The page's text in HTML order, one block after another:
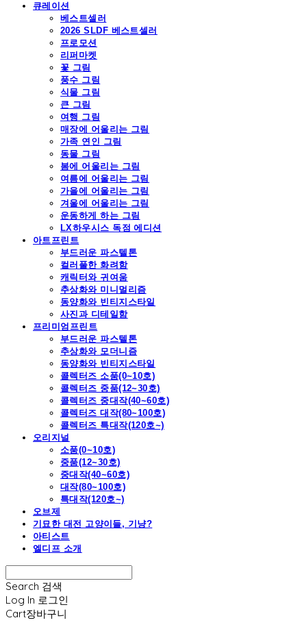
큐레이션
베스트셀러
2026 SLDF 베스트셀러
프로모션
리퍼마켓
꽃 그림
풍수 그림
식물 그림
큰 그림
여행 그림
매장에 어울리는 그림
가족 연인 그림
동물 그림
봄에 어울리는 그림
여름에 어울리는 그림
가을에 어울리는 그림
겨울에 어울리는 그림
운동하게 하는 그림
LX하우시스 독점 에디션
아트프린트
부드러운 파스텔톤
컬러풀한 화려함
캐릭터와 귀여움
추상화와 미니멀리즘
동양화와 빈티지스타일
사진과 디테일함
프리미엄프린트
부드러운 파스텔톤
추상화와 모더니즘
동양화와 빈티지스타일
콜렉터즈 소품(0~10호)
콜렉터즈 중품(12~30호)
콜렉터즈 중대작(40~60호)
콜렉터즈 대작(80~100호)
콜렉터즈 특대작(120호~)
오리지널
소품(0~10호)
중품(12~30호)
중대작(40~60호)
대작(80~100호)
특대작(120호~)
오브제
기묘한 대전 고양이들, 기냥?
아티스트
엘디프 소개
Search 검색
Log In 로그인
Cart장바구니